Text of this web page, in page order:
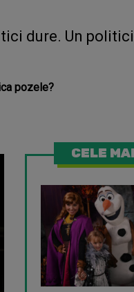
dure. Un
pozele?
CELE